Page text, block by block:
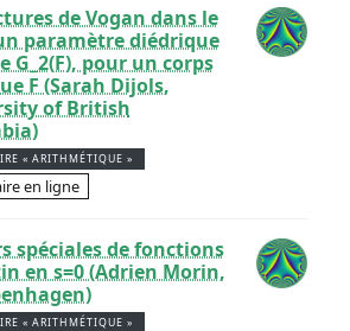
de Vogan dans le
paramètre diédrique
G_2(F), pour un corps
F (Sarah Dijols,
of British
« ARITHMÉTIQUE »
en ligne
spéciales de fonctions
en s=0 (Adrien Morin,
« ARITHMÉTIQUE »